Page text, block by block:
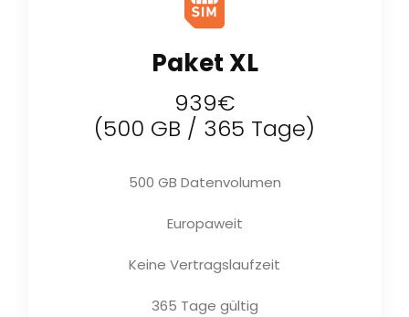
Paket XL
939€
(500 GB / 365 Tage)
500 GB Datenvolumen
Europaweit
Keine Vertragslaufzeit
365 Tage gültig